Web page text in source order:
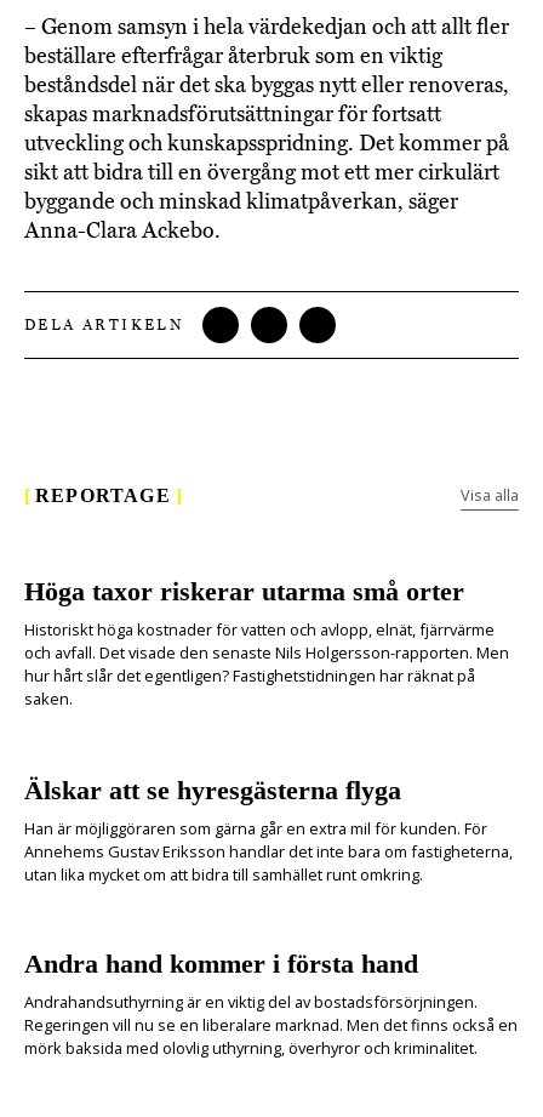
– Genom samsyn i hela värdekedjan och att allt fler
beställare efterfrågar återbruk som en viktig
beståndsdel när det ska byggas nytt eller renoveras,
skapas marknadsförutsättningar för fortsatt
utveckling och kunskapsspridning. Det kommer på
sikt att bidra till en övergång mot ett mer cirkulärt
byggande och minskad klimatpåverkan, säger
Anna-Clara Ackebo.
DELA ARTIKELN
[ REPORTAGE ] Visa alla
Höga taxor riskerar utarma små orter
Historiskt höga kostnader för vatten och avlopp, elnät, fjärrvärme
och avfall. Det visade den senaste Nils Holgersson-rapporten. Men
hur hårt slår det egentligen? Fastighetstidningen har räknat på
saken.
Älskar att se hyresgästerna flyga
Han är möjliggöraren som gärna går en extra mil för kunden. För
Annehems Gustav Eriksson handlar det inte bara om fastigheterna,
utan lika mycket om att bidra till samhället runt omkring.
Andra hand kommer i första hand
Andrahandsuthyrning är en viktig del av bostadsförsörjningen.
Regeringen vill nu se en liberalare marknad. Men det finns också en
mörk baksida med olovlig uthyrning, överhyror och kriminalitet.